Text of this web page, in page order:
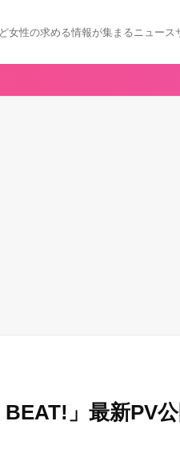
女性の求める情報が集まるニュース
BEAT!」最新PV